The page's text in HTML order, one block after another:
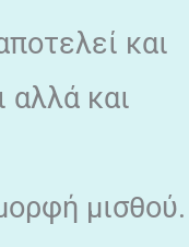
και
αλλά και
μισθού.